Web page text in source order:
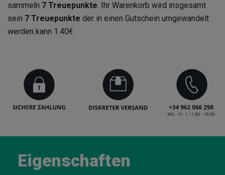
sammeln 7 Treuepunkte. Ihr Warenkorb wird insgesamt
sein 7 Treuepunkte der in einen Gutschein umgewandelt
werden kann 1.40€
Eigenschaften